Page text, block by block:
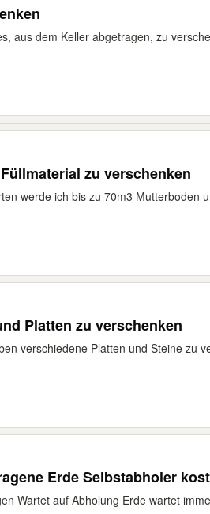
aus dem Keller abgetragen, zu
zu verschenken
werde ich bis zu 70m3 Mutterboden
Platten zu verschenken
verschiedene Platten und Steine zu
Erde Selbstabholer
Wartet auf Abholung Erde wartet